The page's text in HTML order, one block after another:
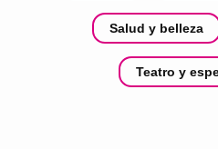
Salud y belleza
Teatro y